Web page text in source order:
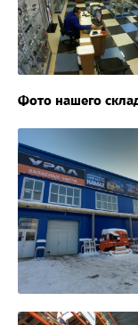
Фото нашего